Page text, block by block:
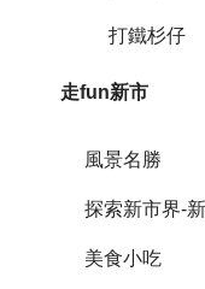
打鐵杉仔
走fun新市
風景名勝
探索新市界-
美食小吃